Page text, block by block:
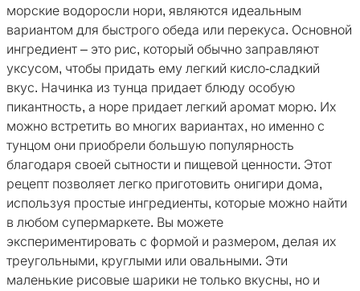
морские водоросли нори, являются идеальным
вариантом для быстрого обеда или перекуса. Основной
ингредиент – это рис, который обычно заправляют
уксусом, чтобы придать ему легкий кисло-сладкий
вкус. Начинка из тунца придает блюду особую
пикантность, а норе придает легкий аромат морю. Их
можно встретить во многих вариантах, но именно с
тунцом они приобрели большую популярность
благодаря своей сытности и пищевой ценности. Этот
рецепт позволяет легко приготовить онигири дома,
используя простые ингредиенты, которые можно найти
в любом супермаркете. Вы можете
экспериментировать с формой и размером, делая их
треугольными, круглыми или овальными. Эти
маленькие рисовые шарики не только вкусны, но и